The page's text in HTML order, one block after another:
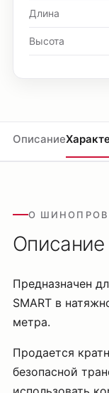
Длина
Высота
Описание
О
Описание
Предназначен
SMART в
метра.
Продается
безопасной